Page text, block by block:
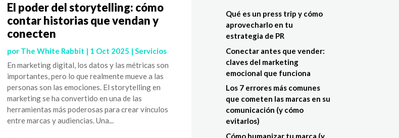
El poder del storytelling: cómo
contar historias que vendan y
conecten
por The White Rabbit | 1 Oct 2025 | Servicios
En marketing digital, los datos y las métricas son
importantes, pero lo que realmente mueve a las
personas son las emociones. El storytelling en
marketing se ha convertido en una de las
herramientas más poderosas para crear vínculos
entre marcas y audiencias. Una...
Qué es un press trip y cómo
aprovecharlo en tu
estrategia de PR
Conectar antes que vender:
claves del marketing
emocional que funciona
Los 7 errores más comunes
que cometen las marcas en su
comunicación (y cómo
evitarlos)
Cómo humanizar tu marca (y